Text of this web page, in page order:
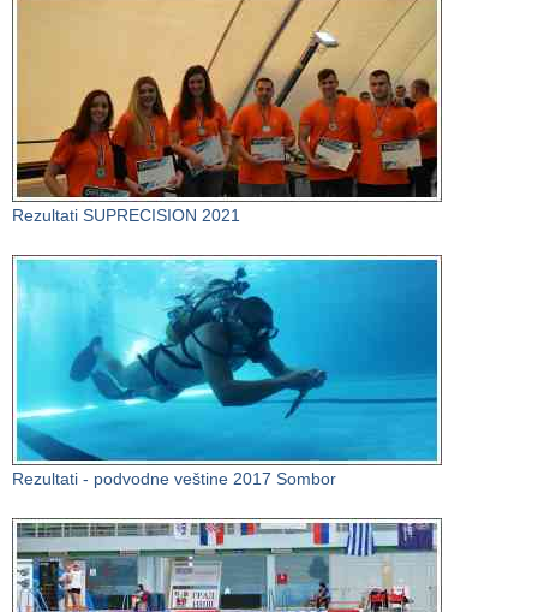
Rezultati SUPRECISION 2021
Rezultati - podvodne veštine 2017 Sombor